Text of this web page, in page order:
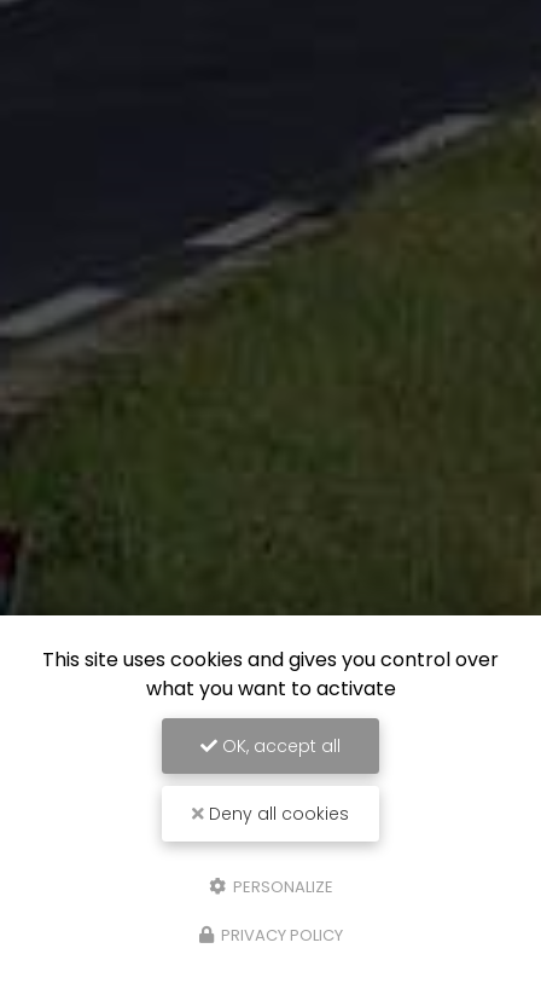
This site uses cookies and gives you control over
what you want to activate
OK, accept all
Deny all cookies
PERSONALIZE
PRIVACY POLICY